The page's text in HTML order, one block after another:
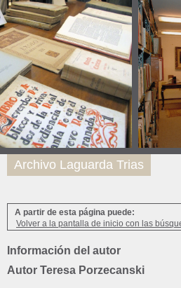
A partir de esta página puede:
Volver a la pantalla de inicio con las
Información del autor
Autor Teresa Porzecanski
Archivo Laguarda Trias